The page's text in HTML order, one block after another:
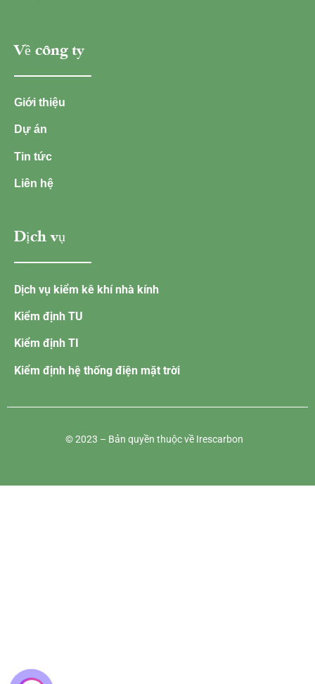
Về công ty
Giới thiệu
Dự án
Tin tức
Liên hệ
Dịch vụ
Dịch vụ kiểm kê khí nhà kính
Kiểm định TU
Kiểm định TI
Kiểm định hệ thống điện mặt trời
© 2023 – Bản quyền thuộc về Irescarbon